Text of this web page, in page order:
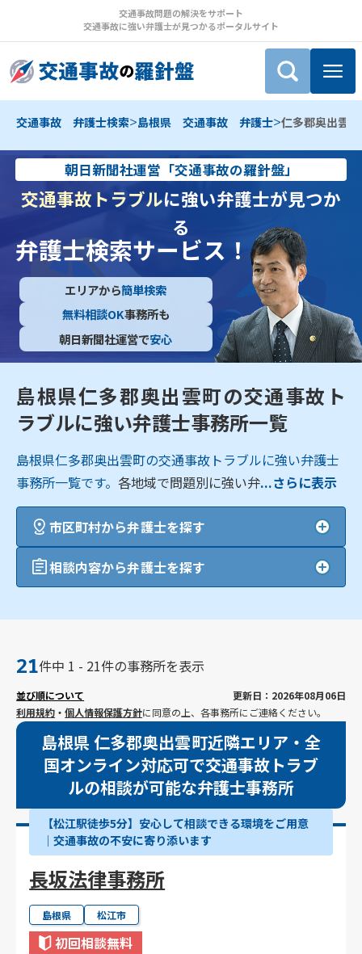
交通事故問題の解決をサポート
交通事故に強い弁護士が見つかるポータルサイト
交通事故 弁護士検索>島根県 交通事故 弁護士>仁多郡奥出雲
朝日新聞社運営「交通事故の羅針盤」
交通事故トラブルに強い弁護士が見つか
る
弁護士検索サービス！
エリアから簡単検索
無料相談OK事務所も
朝日新聞社運営で安心
島根県仁多郡奥出雲町の交通事故ト
ラブルに強い弁護士事務所一覧
島根県仁多郡奥出雲町の交通事故トラブルに強い弁護士
事務所一覧です。各地域で問題別に強い弁...さらに表示
市区町村から弁護士を探す
相談内容から弁護士を探す
21件中 1 - 21件の事務所を表示
並び順について
更新日：2026年08月06日
利用規約 ・個人情報保護方針に同意の上、各事務所にご連絡ください。
島根県 仁多郡奥出雲町近隣エリア・全
国オンライン対応可で交通事故トラブ
ルの相談が可能な弁護士事務所
【松江駅徒歩5分】安心して相談できる環境をご用意
│交通事故の不安に寄り添います
長坂法律事務所
島根県 松江市
初回相談無料